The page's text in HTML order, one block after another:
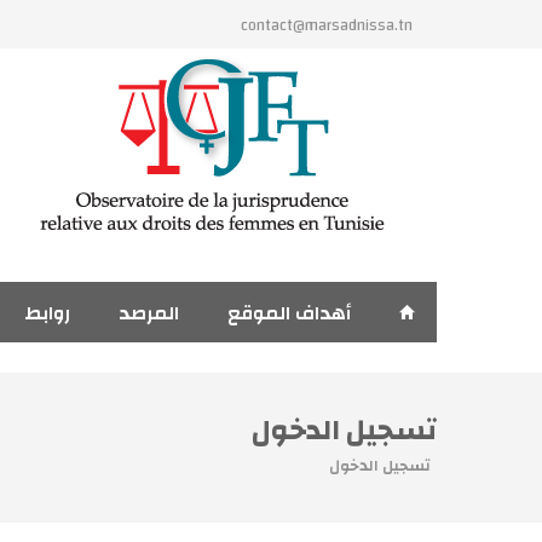
تجاوز إلى المحتوى الرئيسي
contact@marsadnissa.tn
أهداف الموقع المرصد روابط
تسجيل الدخول
تسجيل الدخول